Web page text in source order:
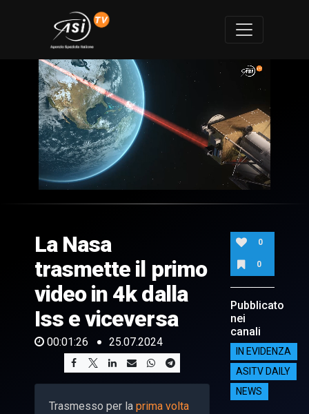
of
26
seconds
La Nasa
trasmette il primo
video in 4k dalla
Iss e viceversa
00:01:26 25.07.2024
Trasmesso per la prima volta
0
0
Pubblicato
nei
canali
IN EVIDENZA
ASITV DAILY
NEWS